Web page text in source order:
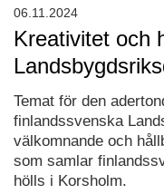
Kreativitet och
Temat för den
finlandssvenska
välkomnande och
som samlar
hölls i Korsholm.
06.11.2024